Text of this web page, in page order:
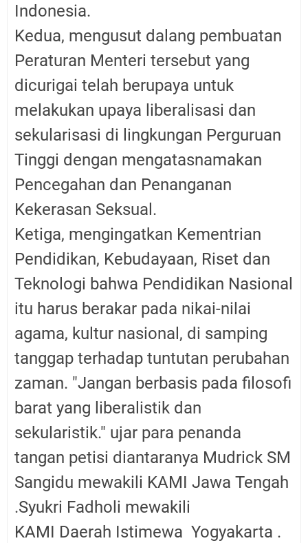
Indonesia.
Kedua, mengusut dalang pembuatan
Peraturan Menteri tersebut yang
dicurigai telah berupaya untuk
melakukan upaya liberalisasi dan
sekularisasi di lingkungan Perguruan
Tinggi dengan mengatasnamakan
Pencegahan dan Penanganan
Kekerasan Seksual.
Ketiga, mengingatkan Kementrian
Pendidikan, Kebudayaan, Riset dan
Teknologi bahwa Pendidikan Nasional
itu harus berakar pada nikai-nilai
agama, kultur nasional, di samping
tanggap terhadap tuntutan perubahan
zaman. "Jangan berbasis pada filosofi
barat yang liberalistik dan
sekularistik." ujar para penanda
tangan petisi diantaranya Mudrick SM
Sangidu mewakili KAMI Jawa Tengah
.Syukri Fadholi mewakili
KAMI Daerah Istimewa Yogyakarta .